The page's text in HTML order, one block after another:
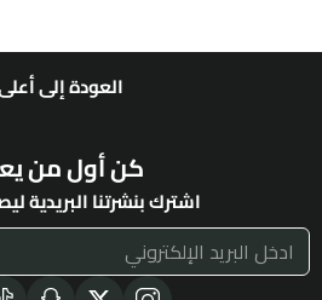
العودة إلى
كن أول من
اشترك بنشرتنا البريدية